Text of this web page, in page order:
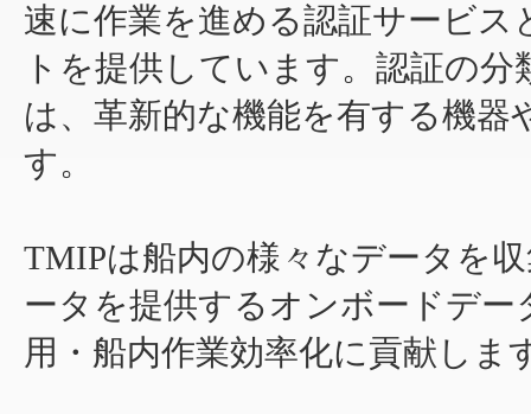
速に作業を進める認証サービ
トを提供しています。認証の
は、革新的な機能を有する機
す。
TMIPは船内の様々なデータを
ータを提供するオンボードデ
用・船内作業効率化に貢献しま